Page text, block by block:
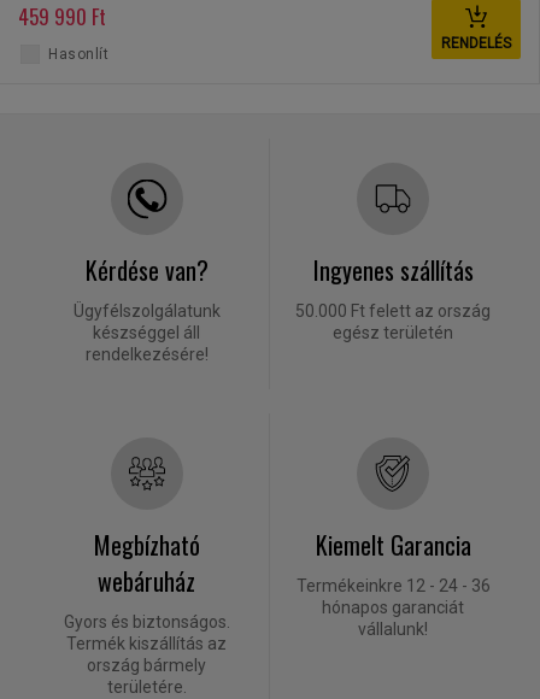
459 990 Ft
RENDELÉS
Hasonlít
Kérdése van?
Ügyfélszolgálatunk
készséggel áll
rendelkezésére!
Ingyenes szállítás
50.000 Ft felett az ország
egész területén
Megbízható
webáruház
Gyors és biztonságos.
Termék kiszállítás az
ország bármely
területére.
Kiemelt Garancia
Termékeinkre 12 - 24 - 36
hónapos garanciát
vállalunk!